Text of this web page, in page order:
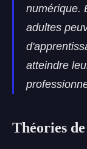
numérique.
adultes
atteindre
Théories